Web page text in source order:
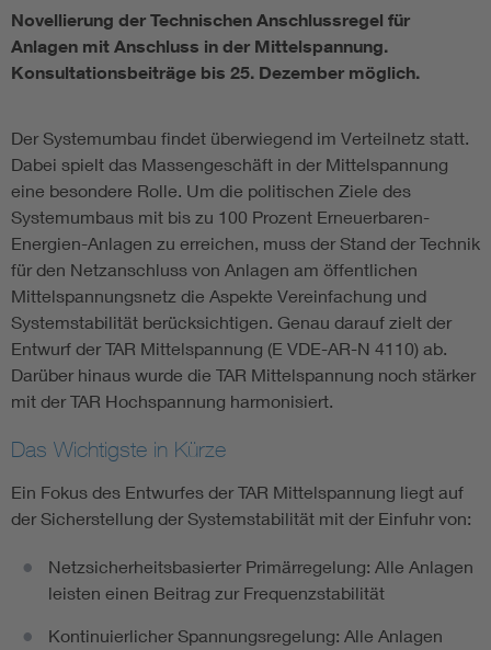
Versorgungsqualität Stromnetze
Umwelt- und Naturschutz
Regelsetzung
Novellierung der Technischen Anschlussregel für
Anlagen mit Anschluss in der Mittelspannung.
Konsultationsbeiträge bis 25. Dezember möglich.
Der Systemumbau findet überwiegend im Verteilnetz statt.
Dabei spielt das Massengeschäft in der Mittelspannung
eine besondere Rolle. Um die politischen Ziele des
Systemumbaus mit bis zu 100 Prozent Erneuerbaren-
Energien-Anlagen zu erreichen, muss der Stand der Technik
für den Netzanschluss von Anlagen am öffentlichen
Mittelspannungsnetz die Aspekte Vereinfachung und
Systemstabilität berücksichtigen. Genau darauf zielt der
Entwurf der TAR Mittelspannung (E VDE-AR-N 4110) ab.
Darüber hinaus wurde die TAR Mittelspannung noch stärker
mit der TAR Hochspannung harmonisiert.
Das Wichtigste in Kürze
Ein Fokus des Entwurfes der TAR Mittelspannung liegt auf
der Sicherstellung der Systemstabilität mit der Einfuhr von:
Netzsicherheitsbasierter Primärregelung: Alle Anlagen
leisten einen Beitrag zur Frequenzstabilität
Kontinuierlicher Spannungsregelung: Alle Anlagen